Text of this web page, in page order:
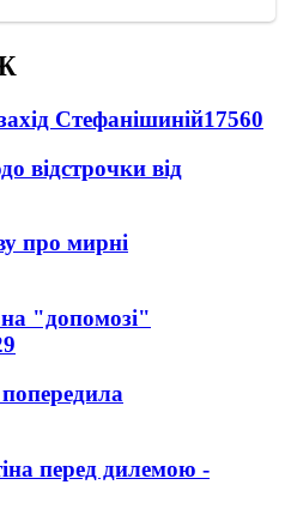
Стефанішиній17560
відстрочки від
про мирні
"допомозі"
перед дилемою -